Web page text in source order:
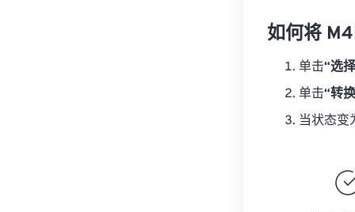
如何将
单击“选
单击“转
当状态变